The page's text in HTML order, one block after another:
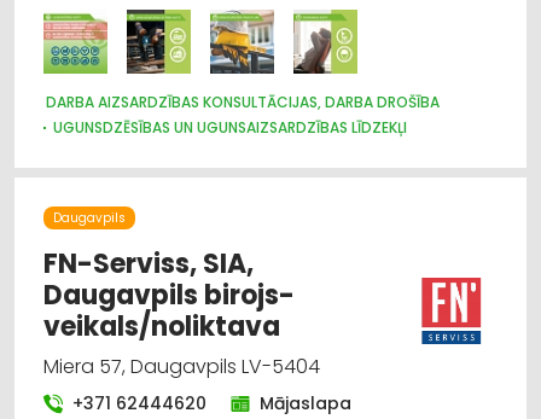
DARBA AIZSARDZĪBAS KONSULTĀCIJAS, DARBA DROŠĪBA
UGUNSDZĒSĪBAS UN UGUNSAIZSARDZĪBAS LĪDZEKĻI
Daugavpils
FN-Serviss, SIA,
Daugavpils birojs-
veikals/noliktava
Miera 57, Daugavpils LV-5404
+371 62444620 Mājaslapa